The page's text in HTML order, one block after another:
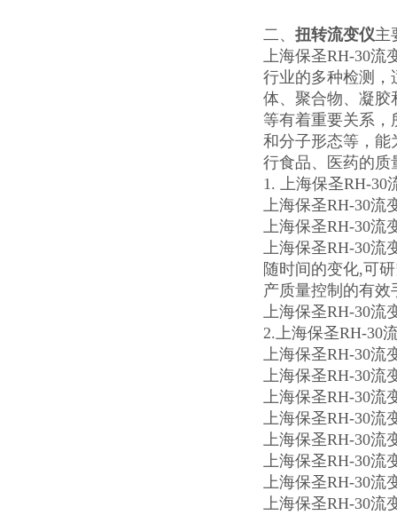
二、 扭转流变仪主
上海保圣RH-30流
行业的多种检测，
体、聚合物、凝胶
等有着重要关系，
和分子形态等，能
行食品、医药的质
1. 上海保圣RH-30
上海保圣RH-30流
上海保圣RH-30流
上海保圣RH-30流
随时间的变化,可
产质量控制的有效
上海保圣RH-30流
2.上海保圣RH-30
上海保圣RH-30流
上海保圣RH-30流
上海保圣RH-30流
上海保圣RH-30流
上海保圣RH-30流
上海保圣RH-30流
上海保圣RH-30流
上海保圣RH-30流